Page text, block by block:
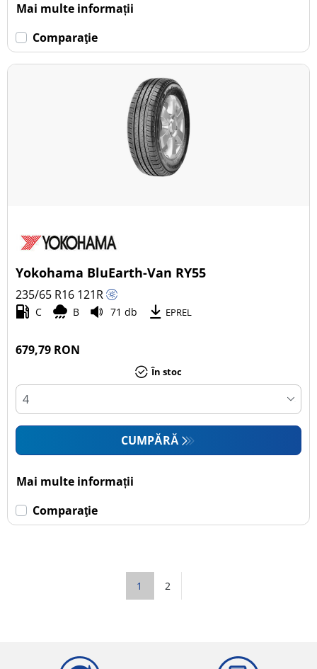
Mai multe informații
Comparaţie
Yokohama BluEarth-Van RY55
235/65 R16 121R
C B 71 db EPREL
679,79 RON
În stoc
CUMPĂRĂ
Mai multe informații
Comparaţie
1 2